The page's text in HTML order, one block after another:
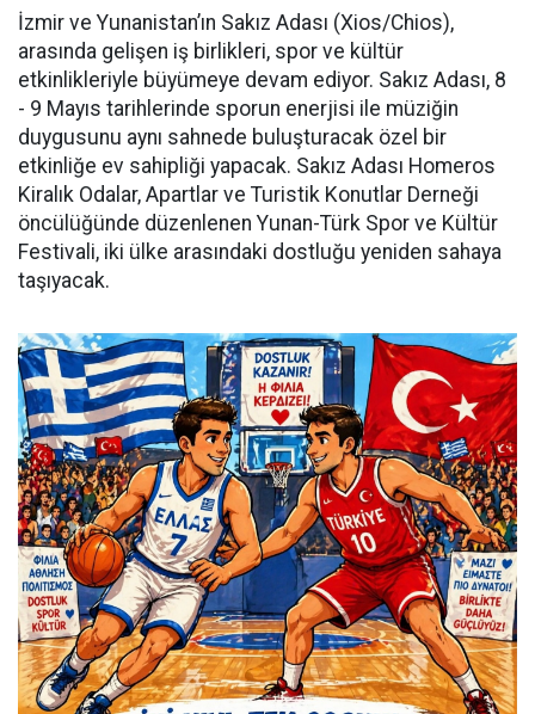
İzmir ve Yunanistan’ın Sakız Adası (Xios/Chios),
arasında gelişen iş birlikleri, spor ve kültür
etkinlikleriyle büyümeye devam ediyor. Sakız Adası, 8
- 9 Mayıs tarihlerinde sporun enerjisi ile müziğin
duygusunu aynı sahnede buluşturacak özel bir
etkinliğe ev sahipliği yapacak. Sakız Adası Homeros
Kiralık Odalar, Apartlar ve Turistik Konutlar Derneği
öncülüğünde düzenlenen Yunan-Türk Spor ve Kültür
Festivali, iki ülke arasındaki dostluğu yeniden sahaya
taşıyacak.